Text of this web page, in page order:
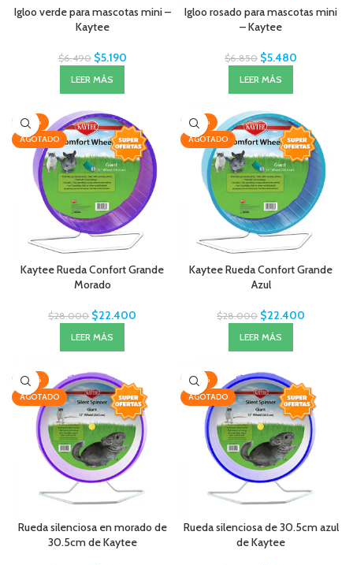
Igloo verde para mascotas mini –
Kaytee
$6.490 $5.190
LEER MÁS
Igloo rosado para mascotas mini
– Kaytee
$6.850 $5.480
LEER MÁS
-20%
AGOTADO
Kaytee Rueda Confort Grande
Morado
$28.000 $22.400
LEER MÁS
-20%
AGOTADO
Kaytee Rueda Confort Grande
Azul
$28.000 $22.400
LEER MÁS
-20%
AGOTADO
Rueda silenciosa en morado de
30.5cm de Kaytee
-20%
AGOTADO
Rueda silenciosa de 30.5cm azul
de Kaytee